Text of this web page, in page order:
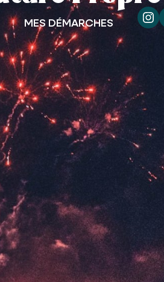
MES DÉMARCHES